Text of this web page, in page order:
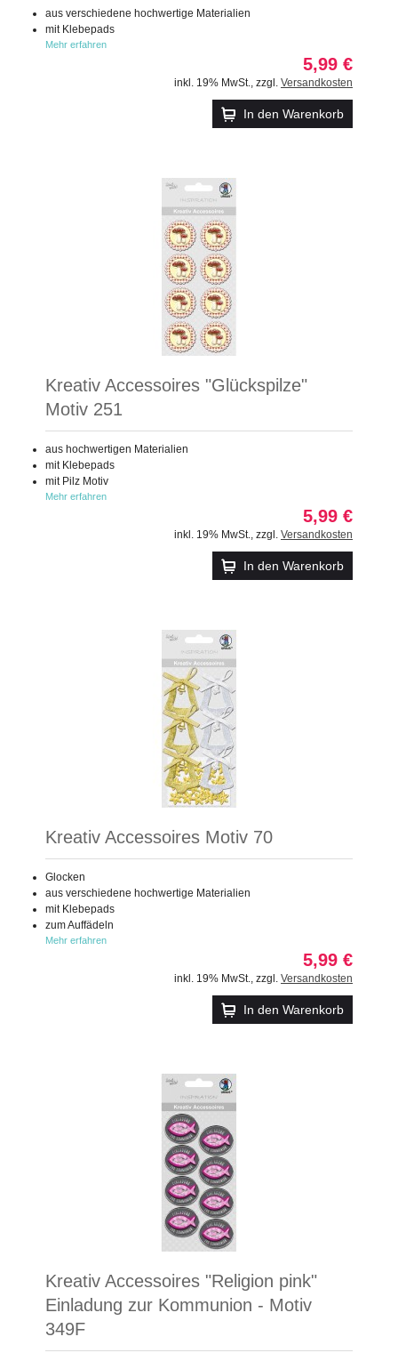
aus verschiedene hochwertige Materialien
mit Klebepads
Mehr erfahren
5,99 €
inkl. 19% MwSt. zzgl. Versandkosten
In den Warenkorb
Kreativ Accessoires "Glückspilze"
Motiv 251
aus hochwertigen Materialien
mit Klebepads
mit Pilz Motiv
Mehr erfahren
5,99 €
inkl. 19% MwSt. zzgl. Versandkosten
In den Warenkorb
Kreativ Accessoires Motiv 70
Glocken
aus verschiedene hochwertige Materialien
mit Klebepads
zum Auffädeln
Mehr erfahren
5,99 €
inkl. 19% MwSt. zzgl. Versandkosten
In den Warenkorb
Kreativ Accessoires "Religion pink"
Einladung zur Kommunion - Motiv
349F